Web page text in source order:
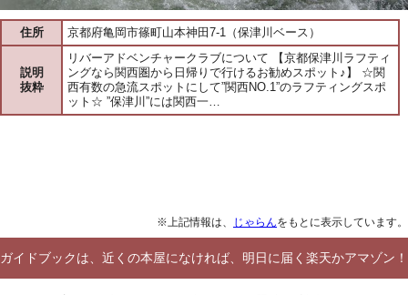
住所 京都府亀岡市篠町山本神田7-1（保津川ベース）
説明
抜粋
リバーアドベンチャークラブについて 【京都保津川ラフティ
ングなら関西圏から日帰りで行けるお勧めスポット♪】 ☆関
西有数の急流スポットにして”関西NO.1”のラフティングスポ
ット☆ ”保津川”には関西一…
※上記情報は、 じゃらんをもとに表示しています。
ガイドブックは、近くの本屋になければ、明日に届く楽天かアマゾン！